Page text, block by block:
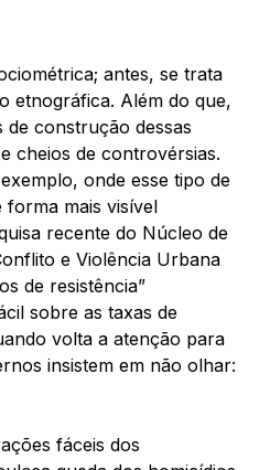
antes, se trata
etnográfica. Além do que,
construção dessas
cheios de controvérsias.
onde esse tipo de
mais visível
recente do Núcleo de
e Violência Urbana
de resistência”
sobre as taxas de
volta a atenção para
insistem em não olhar:
fáceis dos